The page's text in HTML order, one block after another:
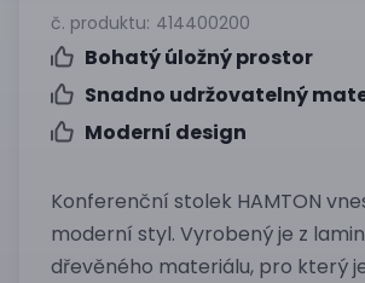
č. produktu: 414400200
Bohatý úložný prostor
Snadno udržovatelný
Moderní design
Konferenční stolek HAMTON
moderní styl. Vyrobený je z
dřevěného materiálu, pro který